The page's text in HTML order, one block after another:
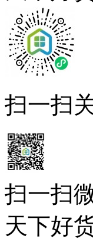
扫一扫
扫一扫
天下好